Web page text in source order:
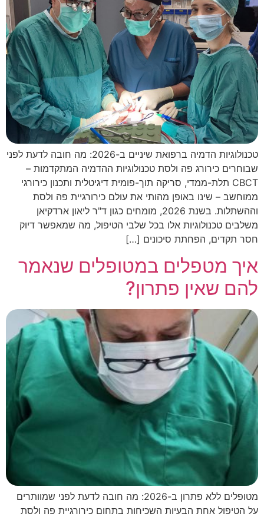
טכנולוגיות הדמיה ברפואת שיניים ב-2026: מה חובה לדעת לפני
שבוחרים כירורג פה ולסת טכנולוגיות ההדמיה המתקדמות –
CBCT תלת-ממדי, סריקה תוך-פומית דיגיטלית ותכנון כירורגי
ממוחשב – שינו באופן מהותי את עולם כירורגיית פה ולסת
וההשתלות. בשנת 2026, מומחים כגון ד"ר ליאון ארדקיאן
משלבים טכנולוגיות אלו בכל שלבי הטיפול, מה שמאפשר דיוק
חסר תקדים, הפחתת סיכונים […]
איך מטפלים במטופלים שנאמר
להם שאין פתרון?
מטופלים ללא פתרון ב-2026: מה חובה לדעת לפני שמוותרים
על הטיפול אחת הבעיות השכיחות בתחום כירורגיית פה ולסת